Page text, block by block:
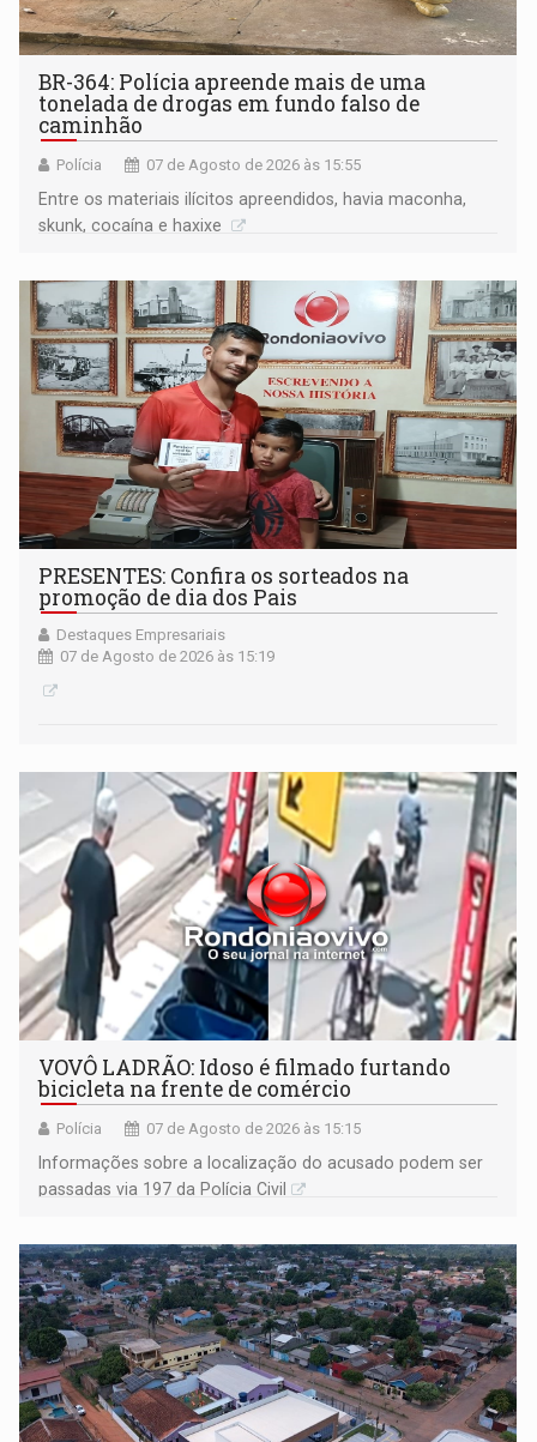
BR-364: Polícia apreende mais de uma
tonelada de drogas em fundo falso de
caminhão
Polícia 07 de Agosto de 2026 às 15:55
Entre os materiais ilícitos apreendidos, havia maconha,
skunk, cocaína e haxixe
PRESENTES: Confira os sorteados na
promoção de dia dos Pais
Destaques Empresariais
07 de Agosto de 2026 às 15:19
VOVÔ LADRÃO: Idoso é filmado furtando
bicicleta na frente de comércio
Polícia 07 de Agosto de 2026 às 15:15
Informações sobre a localização do acusado podem ser
passadas via 197 da Polícia Civil